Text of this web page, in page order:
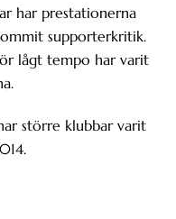
har prestationerna
supporterkritik.
lågt tempo har varit
större klubbar varit